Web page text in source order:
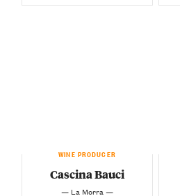
WINE PRODUCER
Cascina Bauci
— La Morra —